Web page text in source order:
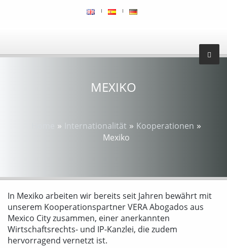
MEXIKO
» Internationalität » Kooperationen »
Mexiko
In Mexiko arbeiten wir bereits seit Jahren bewährt mit
unserem Kooperationspartner VERA Abogados aus
Mexico City zusammen, einer anerkannten
Wirtschaftsrechts- und IP-Kanzlei, die zudem
hervorragend vernetzt ist.